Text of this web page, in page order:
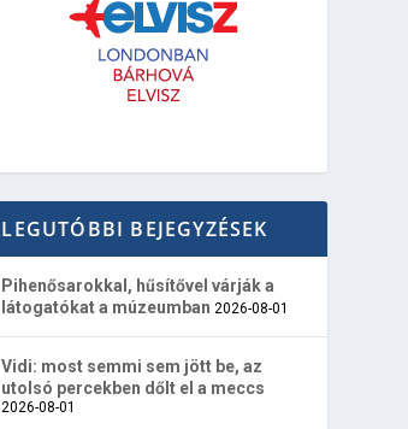
LEGUTÓBBI BEJEGYZÉSEK
Pihenősarokkal, hűsítővel várják a
látogatókat a múzeumban 2026-08-01
Vidi: most semmi sem jött be, az
utolsó percekben dőlt el a meccs
2026-08-01